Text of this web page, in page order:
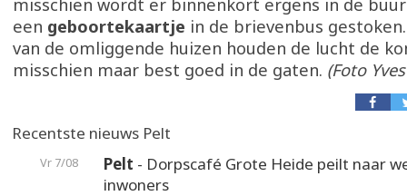
misschien wordt er binnenkort ergens in de
een geboortekaartje in de brievenbus
van de omliggende huizen houden de lucht de
misschien maar best goed in de gaten. (Foto
Recentste nieuws Pelt
Vr 7/08 Pelt - Dorpscafé Grote Heide peilt naar
inwoners